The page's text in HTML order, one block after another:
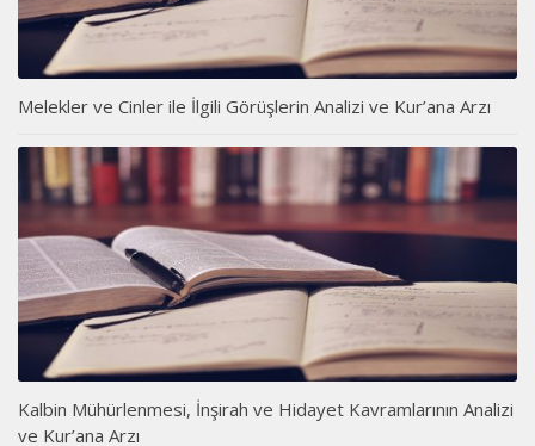
Melekler ve Cinler ile İlgili Görüşlerin Analizi ve Kur’ana Arzı
Kalbin Mühürlenmesi, İnşirah ve Hidayet Kavramlarının Analizi
ve Kur’ana Arzı